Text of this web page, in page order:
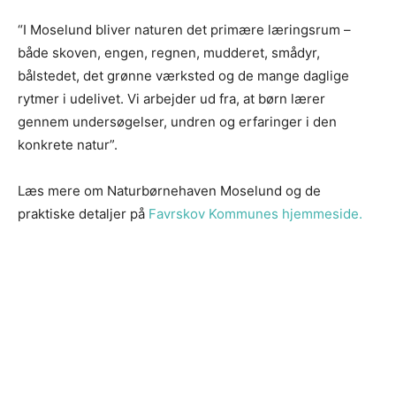
“I Moselund bliver naturen det primære læringsrum –
både skoven, engen, regnen, mudderet, smådyr,
bålstedet, det grønne værksted og de mange daglige
rytmer i udelivet. Vi arbejder ud fra, at børn lærer
gennem undersøgelser, undren og erfaringer i den
konkrete natur”.
Læs mere om Naturbørnehaven Moselund og de
praktiske detaljer på Favrskov Kommunes hjemmeside.